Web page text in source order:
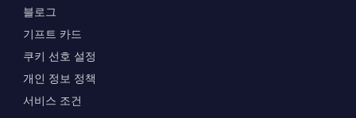
블로그
기프트 카드
쿠키 선호 설정
개인 정보 정책
서비스 조건